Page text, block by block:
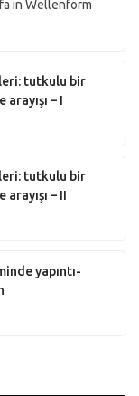
in Wellenform
tutkulu bir
– I
tutkulu bir
– II
yapıntı-